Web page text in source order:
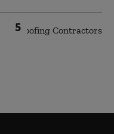
5